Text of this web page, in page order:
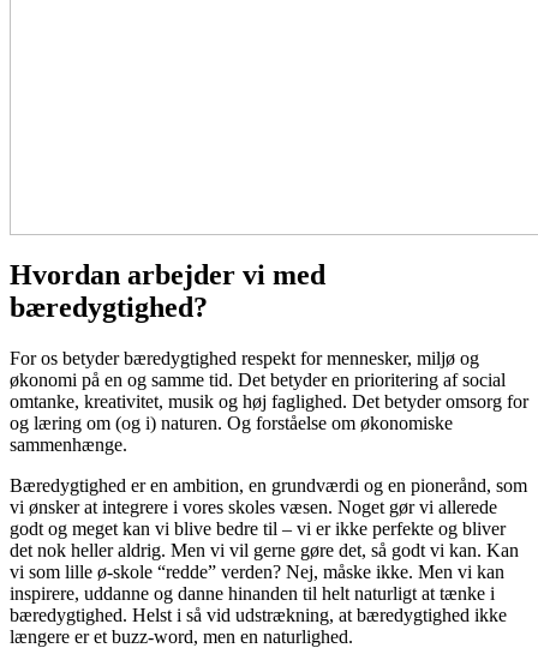
Hvordan arbejder vi med
bæredygtighed?
For os betyder bæredygtighed respekt for mennesker, miljø og
økonomi på en og samme tid. Det betyder en prioritering af social
omtanke, kreativitet, musik og høj faglighed. Det betyder omsorg for
og læring om (og i) naturen. Og forståelse om økonomiske
sammenhænge.
Bæredygtighed er en ambition, en grundværdi og en pionerånd, som
vi ønsker at integrere i vores skoles væsen. Noget gør vi allerede
godt og meget kan vi blive bedre til – vi er ikke perfekte og bliver
det nok heller aldrig. Men vi vil gerne gøre det, så godt vi kan. Kan
vi som lille ø-skole “redde” verden? Nej, måske ikke. Men vi kan
inspirere, uddanne og danne hinanden til helt naturligt at tænke i
bæredygtighed. Helst i så vid udstrækning, at bæredygtighed ikke
længere er et buzz-word, men en naturlighed.